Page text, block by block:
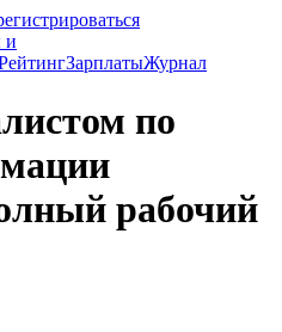
и
ЗарплатыЖурнал
по
рабочий